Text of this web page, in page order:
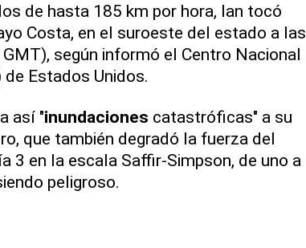
de hasta 185 km por hora, Ian tocó
Costa, en el suroeste del estado a las
según informó el Centro Nacional
Estados Unidos.
así "inundaciones catastróficas" a su
que también degradó la fuerza del
3 en la escala Saffir-Simpson, de uno a
peligroso.